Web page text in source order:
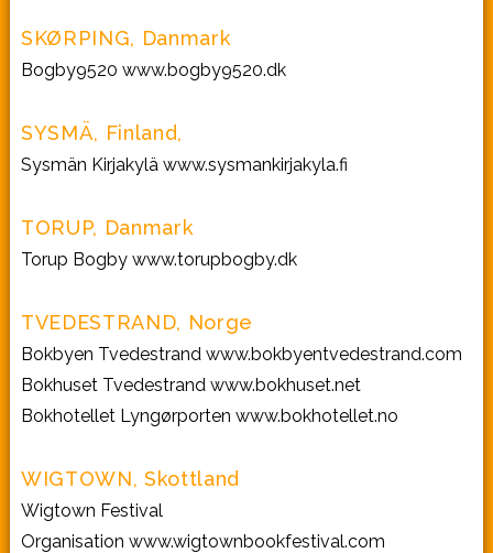
SKØRPING, Danmark
Bogby9520 www.bogby9520.dk
SYSMÄ, Finland,
Sysmän Kirjakylä www.sysmankirjakyla.fi
TORUP, Danmark
Torup Bogby www.torupbogby.dk
TVEDESTRAND, Norge
Bokbyen Tvedestrand www.bokbyentvedestrand.com
Bokhuset Tvedestrand www.bokhuset.net
Bokhotellet Lyngørporten www.bokhotellet.no
WIGTOWN, Skottland
Wigtown Festival
Organisation www.wigtownbookfestival.com